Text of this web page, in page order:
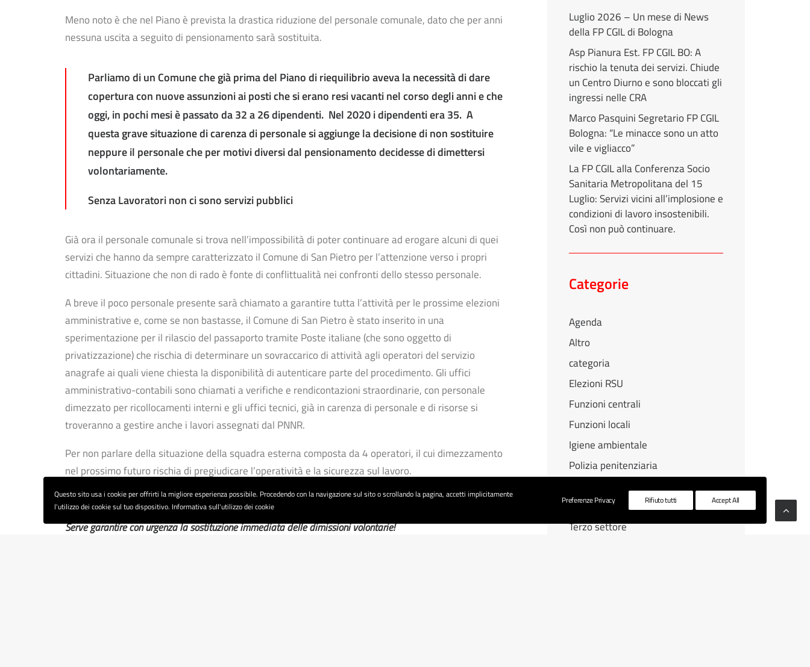
Meno noto è che nel Piano è prevista la drastica riduzione del personale comunale, dato che per anni
nessuna uscita a seguito di pensionamento sarà sostituita.
Parliamo di un Comune che già prima del Piano di riequilibrio aveva la necessità di dare
copertura con nuove assunzioni ai posti che si erano resi vacanti nel corso degli anni e che
oggi, in pochi mesi è passato da 32 a 26 dipendenti. Nel 2020 i dipendenti era 35. A
questa grave situazione di carenza di personale si aggiunge la decisione di non sostituire
neppure il personale che per motivi diversi dal pensionamento decidesse di dimettersi
volontariamente.
Senza Lavoratori non ci sono servizi pubblici
Già ora il personale comunale si trova nell’impossibilità di poter continuare ad erogare alcuni di quei
servizi che hanno da sempre caratterizzato il Comune di San Pietro per l’attenzione verso i propri
cittadini. Situazione che non di rado è fonte di conflittualità nei confronti dello stesso personale.
A breve il poco personale presente sarà chiamato a garantire tutta l’attività per le prossime elezioni
amministrative e, come se non bastasse, il Comune di San Pietro è stato inserito in una
sperimentazione per il rilascio del passaporto tramite Poste italiane (che sono oggetto di
privatizzazione) che rischia di determinare un sovraccarico di attività agli operatori del servizio
anagrafe ai quali viene chiesta la disponibilità di autenticare parte del procedimento. Gli uffici
amministrativo-contabili sono chiamati a verifiche e rendicontazioni straordinarie, con personale
dimezzato per ricollocamenti interni e gli uffici tecnici, già in carenza di personale e di risorse si
troveranno a gestire anche i lavori assegnati dal PNNR.
Per non parlare della situazione della squadra esterna composta da 4 operatori, il cui dimezzamento
nel prossimo futuro rischia di pregiudicare l’operatività e la sicurezza sul lavoro.
Serve un numero adeguato di lavoratori per garantire i servizi pubblici ai cittadini!
Serve garantire con urgenza la sostituzione immediata delle dimissioni volontarie!
Luglio 2026 – Un mese di News
della FP CGIL di Bologna
Asp Pianura Est. FP CGIL BO: A
rischio la tenuta dei servizi. Chiude
un Centro Diurno e sono bloccati gli
ingressi nelle CRA
Marco Pasquini Segretario FP CGIL
Bologna: “Le minacce sono un atto
vile e vigliacco”
La FP CGIL alla Conferenza Socio
Sanitaria Metropolitana del 15
Luglio: Servizi vicini all’implosione e
condizioni di lavoro insostenibili.
Così non può continuare.
Categorie
Agenda
Altro
categoria
Elezioni RSU
Funzioni centrali
Funzioni locali
Igiene ambientale
Polizia penitenziaria
Sanità
Terzo settore
Questo sito usa i cookie per offrirti la migliore esperienza possibile. Procedendo con la navigazione sul sito o scrollando la pagina, accetti implicitamente
l'utilizzo dei cookie sul tuo dispositivo. Informativa sull'utilizzo dei cookie
Preferenze Privacy Rifiuto tutti Accept All